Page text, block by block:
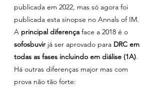
publicada em 2022, mas só agora foi
publicada esta sinopse no Annals of IM.
A principal diferença face a 2018 é o
sofosbuvir já ser aprovado para DRC em
todas as fases incluindo em diálise (1A).
Há outras diferenças major mas com
prova não tão forte: